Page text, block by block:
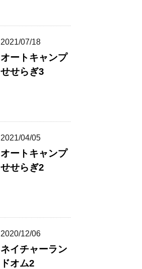
2021/07/18
オートキャンプ
せせらぎ3
2021/04/05
オートキャンプ
せせらぎ2
2020/12/06
ネイチャーラン
ドオム2